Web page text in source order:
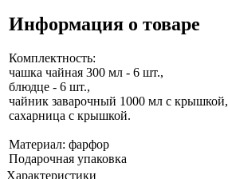
Информация о товаре
Комплектность:
чашка чайная 300 мл - 6 шт.,
блюдце - 6 шт.,
чайник заварочный 1000 мл с крышкой,
сахарница с крышкой.
Материал: фарфор
Подарочная упаковка
Характеристики